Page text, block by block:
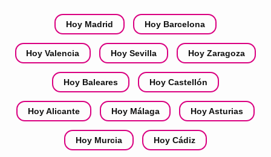
Hoy Madrid Hoy Barcelona
Hoy Valencia Hoy Sevilla Hoy Zaragoza
Hoy Baleares Hoy Castellón
Hoy Alicante Hoy Málaga Hoy Asturias
Hoy Murcia Hoy Cádiz